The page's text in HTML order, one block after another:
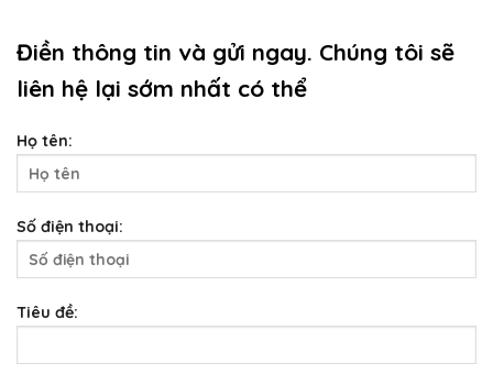
Điền thông tin và gửi ngay. Chúng tôi sẽ
liên hệ lại sớm nhất có thể
Họ tên:
Số điện thoại:
Tiêu đề: